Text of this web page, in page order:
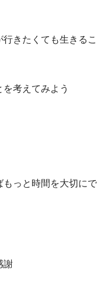
きたくても生きるこ
考えてみよう
っと時間を大切にで
謝